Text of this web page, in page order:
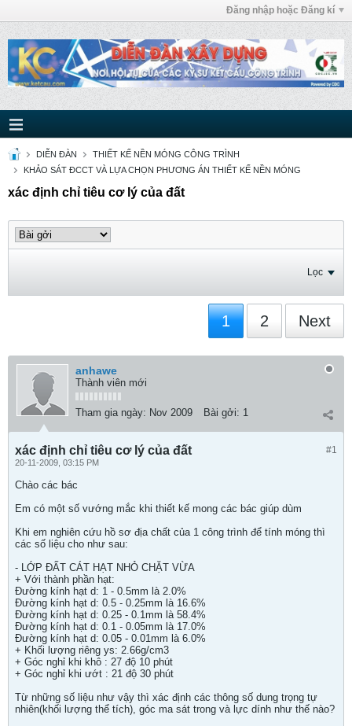
Đăng nhập hoặc Đăng kí
DIỄN ĐÀN
THIẾT KẾ NỀN MÓNG CÔNG TRÌNH
KHẢO SÁT ĐCCT VÀ LỰA CHỌN PHƯƠNG ÁN THIẾT KẾ NỀN MÓNG
xác định chỉ tiêu cơ lý của đất
Lọc
1 2 Next
anhawe
Thành viên mới
Tham gia ngày: Nov 2009 Bài gởi: 1
#1
xác định chỉ tiêu cơ lý của đất
20-11-2009, 03:15 PM
Chào các bác
Em có một số vướng mắc khi thiết kế mong các bác giúp dùm
Khi em nghiên cứu hồ sơ địa chất của 1 công trình để tính móng thì
các số liệu cho như sau:
- LỚP ĐẤT CÁT HẠT NHỎ CHẶT VỪA
+ Với thành phần hạt:
Đường kính hạt d: 1 - 0.5mm là 2.0%
Đường kính hạt d: 0.5 - 0.25mm là 16.6%
Đường kính hạt d: 0.25 - 0.1mm là 58.4%
Đường kính hạt d: 0.1 - 0.05mm là 17.0%
Đường kính hạt d: 0.05 - 0.01mm là 6.0%
+ Khối lượng riêng ys: 2.66g/cm3
+ Góc nghỉ khi khô : 27 độ 10 phút
+ Góc nghỉ khi ướt : 21 độ 30 phút
Từ những số liệu như vậy thì xác định các thông số dung trọng tự
nhiên(khối lượng thể tích), góc ma sát trong và lực dính như thế nào?